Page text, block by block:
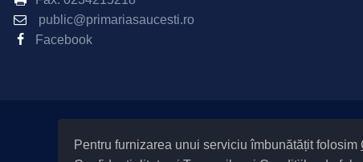
Pentru furnizarea unui serviciu îmbunătățit folosim
public@primariasaucesti.ro
Facebook